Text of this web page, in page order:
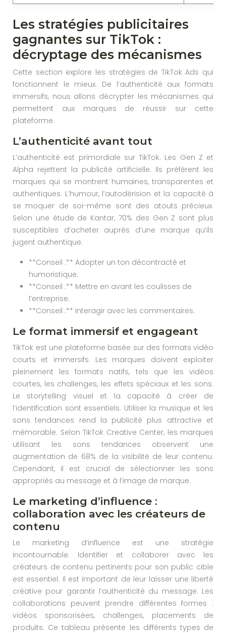
Les stratégies publicitaires
gagnantes sur TikTok :
décryptage des mécanismes
Cette section explore les stratégies de TikTok Ads qui
fonctionnent le mieux. De l’authenticité aux formats
immersifs, nous allons décrypter les mécanismes qui
permettent aux marques de réussir sur cette
plateforme.
L’authenticité avant tout
L’authenticité est primordiale sur TikTok. Les Gen Z et
Alpha rejettent la publicité artificielle. Ils préfèrent les
marques qui se montrent humaines, transparentes et
authentiques. L’humour, l’autodérision et la capacité à
se moquer de soi-même sont des atouts précieux.
Selon une étude de Kantar, 70% des Gen Z sont plus
susceptibles d’acheter auprès d’une marque qu’ils
jugent authentique.
**Conseil :** Adopter un ton décontracté et
humoristique.
**Conseil :** Mettre en avant les coulisses de
l’entreprise.
**Conseil :** Interagir avec les commentaires.
Le format immersif et engageant
TikTok est une plateforme basée sur des formats vidéo
courts et immersifs. Les marques doivent exploiter
pleinement les formats natifs, tels que les vidéos
courtes, les challenges, les effets spéciaux et les sons.
Le storytelling visuel et la capacité à créer de
l’identification sont essentiels. Utiliser la musique et les
sons tendances rend la publicité plus attractive et
mémorable. Selon TikTok Creative Center, les marques
utilisant les sons tendances observent une
augmentation de 68% de la visibilité de leur contenu.
Cependant, il est crucial de sélectionner les sons
appropriés au message et à l’image de marque.
Le marketing d’influence :
collaboration avec les créateurs de
contenu
Le marketing d’influence est une stratégie
incontournable. Identifier et collaborer avec les
créateurs de contenu pertinents pour son public cible
est essentiel. Il est important de leur laisser une liberté
créative pour garantir l’authenticité du message. Les
collaborations peuvent prendre différentes formes :
vidéos sponsorisées, challenges, placements de
produits. Ce tableau présente les différents types de